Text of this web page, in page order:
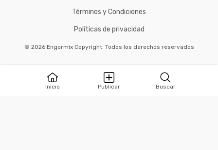
Inicio Publicar Buscar
Términos y Condiciones
Políticas de privacidad
© 2026 Engormix Copyright. Todos los derechos reservados